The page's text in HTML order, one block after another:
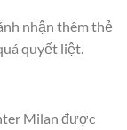
nhận thêm thẻ
quyết liệt.
Milan được